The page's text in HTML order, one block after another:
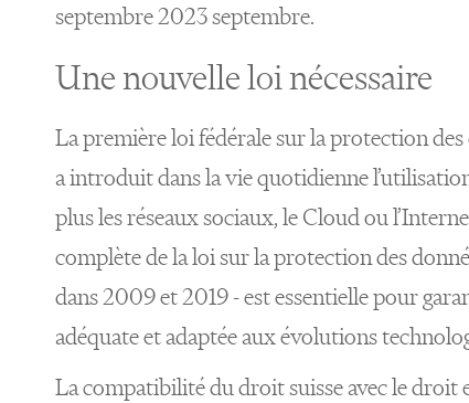
septembre 2023 septembre.
Une nouvelle loi nécessaire
La première loi fédérale sur la protection
a introduit dans la vie quotidienne
plus les réseaux sociaux, le Cloud ou
complète de la loi sur la protection des
dans 2009 et 2019 - est essentielle pour
adéquate et adaptée aux évolutions
La compatibilité du droit suisse avec le droit